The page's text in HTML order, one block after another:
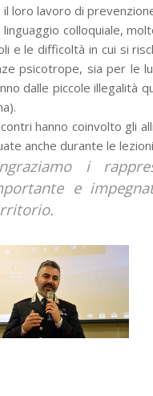
il loro lavoro di
linguaggio colloquiale,
e le difficoltà in cui si
psicotrope, sia per le
dalle piccole illegalità
hanno coinvolto gli
anche durante le
i
e